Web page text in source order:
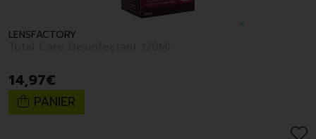
LENSFACTORY
14,97€
PANIER